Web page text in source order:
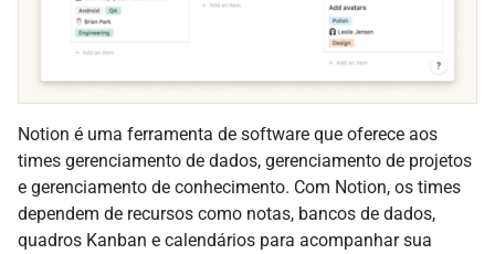
Notion é uma ferramenta de software que oferece aos
times gerenciamento de dados, gerenciamento de projetos
e gerenciamento de conhecimento. Com Notion, os times
dependem de recursos como notas, bancos de dados,
quadros Kanban e calendários para acompanhar sua